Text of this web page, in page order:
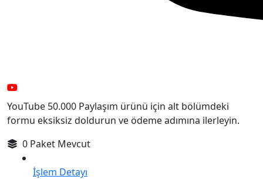
YouTube 50.000 Paylaşım ürünü için alt bölümdeki
formu eksiksiz doldurun ve ödeme adımına ilerleyin.
0 Paket Mevcut
İşlem Detayı